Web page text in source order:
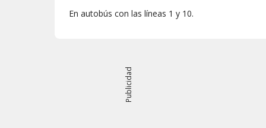
En autobús con las líneas 1 y 10.
Publicidad